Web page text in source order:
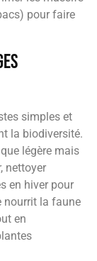
pour faire
simples et
la biodiversité.
légère mais
nettoyer
en hiver pour
nourrit la faune
en